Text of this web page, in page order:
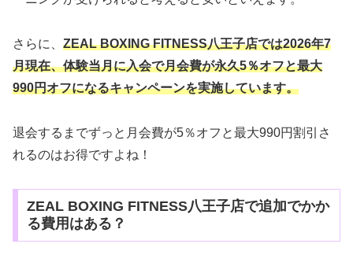
さらに、 ZEAL BOXING FITNESS八王子店では2026年7
月現在、体験当月に入会で月会費が永久5％オフと最大
990円オフになるキャンペーンを実施しています。
退会するまでずっと月会費が5％オフと最大990円割引さ
れるのはお得ですよね！
ZEAL BOXING FITNESS八王子店で追加でかか
る費用はある？